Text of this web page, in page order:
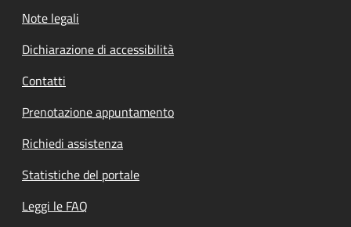
Note legali
Dichiarazione di accessibilità
Contatti
Prenotazione appuntamento
Richiedi assistenza
Statistiche del portale
Leggi le FAQ